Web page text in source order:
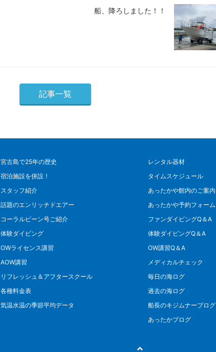
船、降ろしました！！
記事一覧
宮古島で25年の歴史
宿泊施設を併設！
スタッフ紹介
話題のエンリッチドエアー
コーラルビーン号ご紹介
体験ダイビング
OWライセンス講習
AOW講習
リフレッシュ＆アフタースクール
各種料金表
気温水温の季節平均データ
レンタル器材
タイムスケジュール
あったかや館内のご案内
あったかや予約フォーム
ファンダイビングQ＆A
体験ダイビングQ＆A
OW講習Q＆A
メディカルチェック
毎日の海ログ
過去の海ログ
船長のキジムナーブログ
あったかブログ